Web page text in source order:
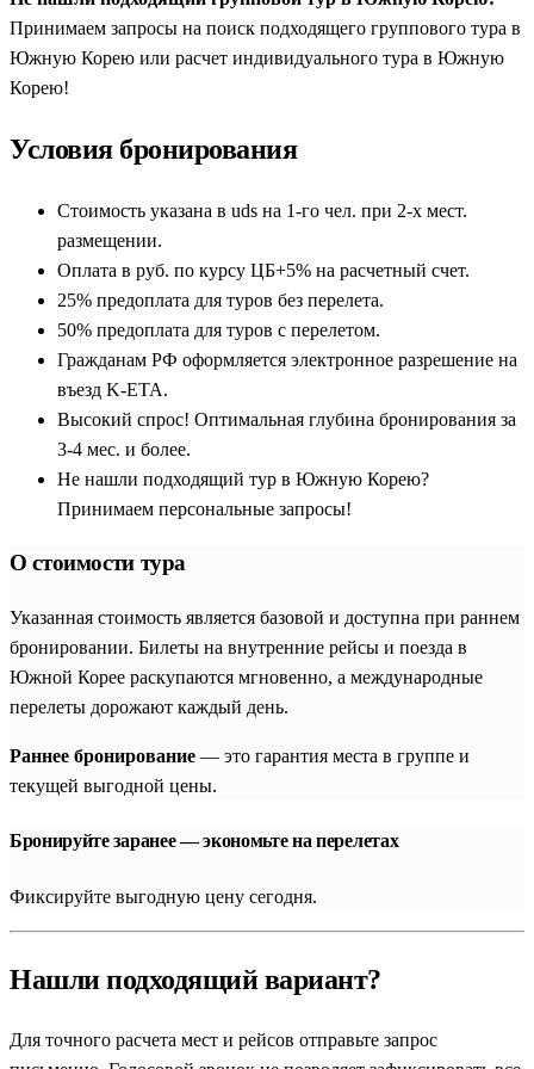
Южная Корея — это удивительное азиатское государство, где
древние королевские традиции, буддийские монастыри и
первозданная природа гармонично уживаются с
высокими технологиями. Регулярные групповые
самый надежный и сбалансированный по стоимости способ
исследовать Страну утренней свежести. Готовые пакетные
путевки и автобусные поездки включают в себя четкую
экскурсионную программу, проживание в проверенных
отелях, внутренние трансферы и сопровождение
профессиональных русскоязычных гидов на протяжении
всего маршрута. Такой формат идеально подходит для тех, кто
хочет увидеть максимум достопримечательностей в кругу
единомышленников, не переплачивая за индивидуальное
обслуживание.
тем, что вся сложная транспортная логистика внутри страны
разбираться в схемах скоростных поездов или бронировать
билеты в популярные дворцовые комплексы.
Профессиональный гид сопровождает группу, помогает
сориентироваться в местных традициях, подсказывает лучшие
комфортным темпом движения. Программы составлены так,
чтобы туристы могли без суеты познакомиться как с
ультрасовременным лицом Кореи, так и с ее глубоким
Главные мегаполисы Кореи: блистательный Сеул
является ошеломляющий Сеул(встречается также ошибочное
написание туристов какСейл ). Столица Южной Кореи
Принимаем запросы на поиск подходящего группового тура в
Южную Корею или расчет индивидуального тура в Южную
Корею!
Условия бронирования
Стоимость указана в uds на 1-го чел. при 2-х мест.
размещении.
Оплата в руб. по курсу ЦБ+5% на расчетный счет.
25% предоплата для туров без перелета.
50% предоплата для туров с перелетом.
Гражданам РФ оформляется электронное разрешение на
въезд K-ETA.
Высокий спрос! Оптимальная глубина бронирования за
3-4 мес. и более.
Не нашли подходящий тур в Южную Корею?
Принимаем персональные запросы!
О стоимости тура
Указанная стоимость является базовой и доступна при раннем
бронировании. Билеты на внутренние рейсы и поезда в
Южной Корее раскупаются мгновенно, а международные
перелеты дорожают каждый день.
Раннее бронирование — это гарантия места в группе и
текущей выгодной цены.
Бронируйте заранее — экономьте на перелетах
Фиксируйте выгодную цену сегодня.
Нашли подходящий вариант?
Для точного расчета мест и рейсов отправьте запрос